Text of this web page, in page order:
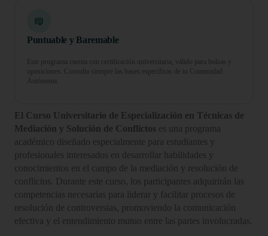
Puntuable y Baremable
Este programa cuenta con certificación universitaria, válido para bolsas y
oposiciones. Consulta siempre las bases específicas de tu Comunidad
Autónoma.
El Curso Universitario de Especialización en Técnicas de
Mediación y Solución de Conflictos es una programa
académico diseñado especialmente para estudiantes y
profesionales interesados en desarrollar habilidades y
conocimientos en el campo de la mediación y resolución de
conflictos. Durante este curso, los participantes adquirirán las
competencias necesarias para liderar y facilitar procesos de
resolución de controversias, promoviendo la comunicación
efectiva y el entendimiento mutuo entre las partes involucradas.